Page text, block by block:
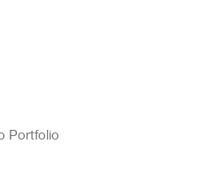
Portfolio